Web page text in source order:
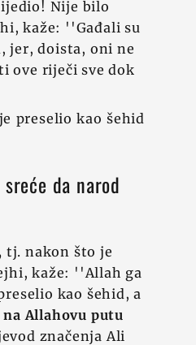
Nije bilo
kaže: ''Gađali su
jer, doista, oni ne
ove riječi sve dok
preselio kao šehid
da narod
tj. nakon što je
kaže: ''Allah ga
kao šehid, a
Allahovu putu
značenja Ali